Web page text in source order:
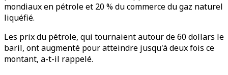
mondiaux en pétrole et 20 % du commerce du gaz naturel
liquéfié.
Les prix du pétrole, qui tournaient autour de 60 dollars le
baril, ont augmenté pour atteindre jusqu'à deux fois ce
montant, a-t-il rappelé.